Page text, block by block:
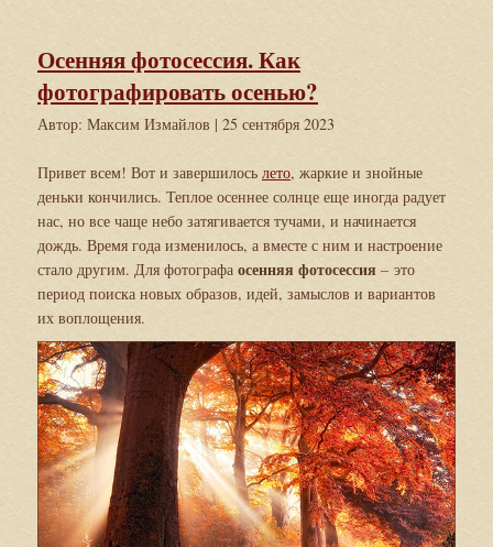
Осенняя фотосессия. Как
фотографировать осенью?
Автор: Максим Измайлов | 25 сентября 2023
Привет всем! Вот и завершилось лето, жаркие и знойные
деньки кончились. Теплое осеннее солнце еще иногда радует
нас, но все чаще небо затягивается тучами, и начинается
дождь. Время года изменилось, а вместе с ним и настроение
стало другим. Для фотографа осенняя фотосессия – это
период поиска новых образов, идей, замыслов и вариантов
их воплощения.